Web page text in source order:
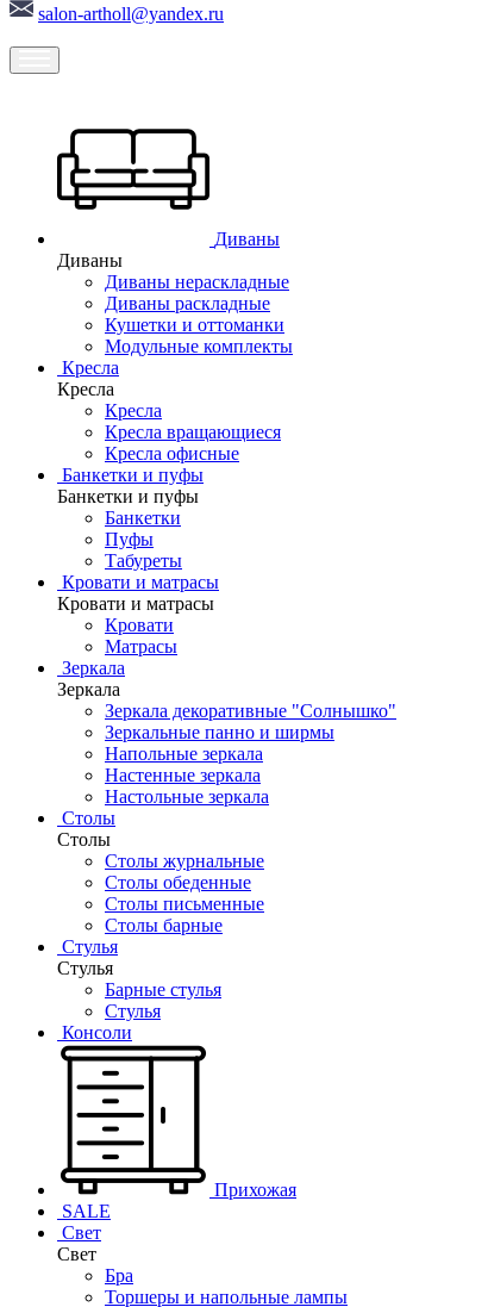
salon-artholl@yandex.ru
Диваны
Диваны
Диваны нераскладные
Диваны раскладные
Кушетки и оттоманки
Модульные комплекты
Кресла
Кресла
Кресла
Кресла вращающиеся
Кресла офисные
Банкетки и пуфы
Банкетки и пуфы
Банкетки
Пуфы
Табуреты
Кровати и матрасы
Кровати и матрасы
Кровати
Матрасы
Зеркала
Зеркала
Зеркала декоративные "Солнышко"
Зеркальные панно и ширмы
Напольные зеркала
Настенные зеркала
Настольные зеркала
Столы
Столы
Столы журнальные
Столы обеденные
Столы письменные
Столы барные
Стулья
Стулья
Барные стулья
Стулья
Консоли
Прихожая
SALE
Свет
Свет
Бра
Торшеры и напольные лампы